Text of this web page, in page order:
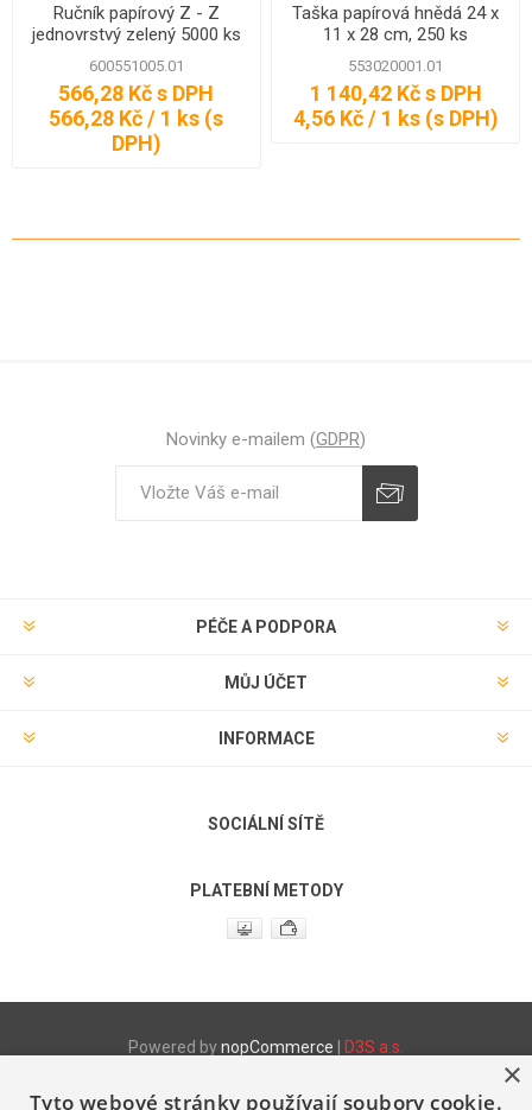
Ručník papírový Z - Z
jednovrstvý zelený 5000 ks
600551005.01
566,28 Kč s DPH
566,28 Kč / 1 ks (s
DPH)
Taška papírová hnědá 24 x
11 x 28 cm, 250 ks
553020001.01
1 140,42 Kč s DPH
4,56 Kč / 1 ks (s DPH)
Novinky e-mailem (GDPR)
PÉČE A PODPORA
MŮJ ÚČET
INFORMACE
SOCIÁLNÍ SÍTĚ
PLATEBNÍ METODY
Powered bynopCommerce D3S a.s.
×
Tyto webové stránky používají soubory cookie.